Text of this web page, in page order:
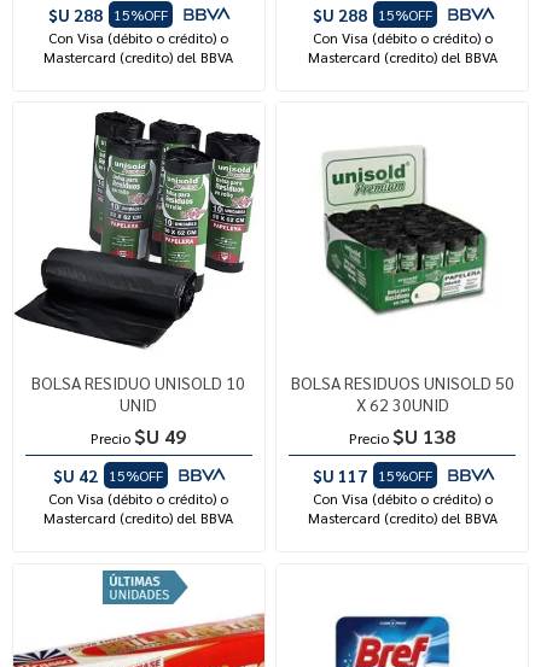
$U 288
15%OFF
Con Visa (débito o crédito) o
Mastercard (credito) del BBVA
$U 288
15%OFF
Con Visa (débito o crédito) o
Mastercard (credito) del BBVA
BOLSA RESIDUO UNISOLD 10
UNID
Precio $U 49
$U 42
15%OFF
Con Visa (débito o crédito) o
Mastercard (credito) del BBVA
BOLSA RESIDUOS UNISOLD 50
X 62 30UNID
Precio $U 138
$U 117
15%OFF
Con Visa (débito o crédito) o
Mastercard (credito) del BBVA